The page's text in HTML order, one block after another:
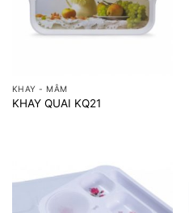
KHAY - MÂM
KHAY QUAI KQ21